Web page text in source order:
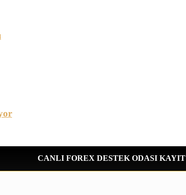
CANLI FOREX DESTEK ODASI KAYIT